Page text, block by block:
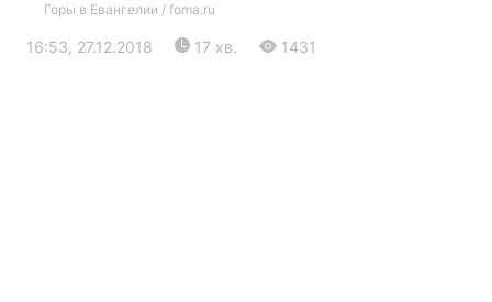
Горы в Евангелии / foma.ru
16:53, 27.12.2018 17 хв. 1431